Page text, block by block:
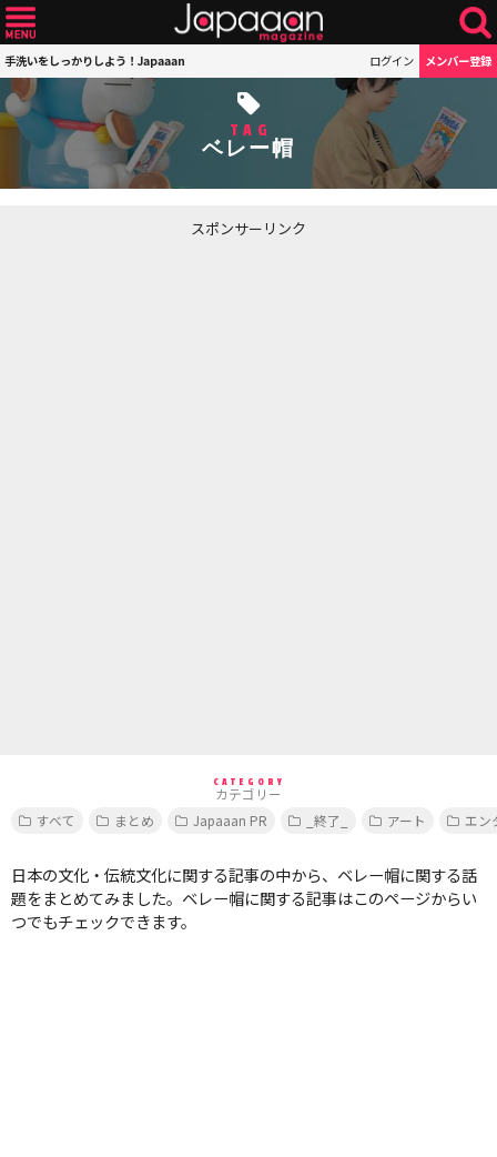
手洗いをしっかりしよう！Japaaan ログイン メンバー登録
TAG
ベレー帽
スポンサーリンク
CATEGORY
カテゴリー
すべて
まとめ Japaaan PR _終了_ アート エン
日本の文化・伝統文化に関する記事の中から、ベレー帽に関する話
題をまとめてみました。ベレー帽に関する記事はこのページからい
つでもチェックできます。